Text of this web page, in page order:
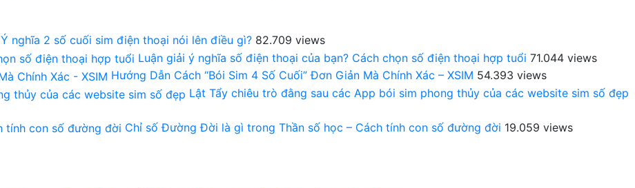
Ý nghĩa 2 số cuối sim điện thoại nói lên điều gì? 82.709 views
Luận giải ý nghĩa số điện thoại của bạn? Cách chọn số điện thoại hợp tuổi 71.044 views
Hướng Dẫn Cách “Bói Sim 4 Số Cuối” Đơn Giản Mà Chính Xác – XSIM 54.393 views
Lật Tẩy chiêu trò đằng sau các App bói sim phong thủy của các website sim số đẹp
Chỉ số Đường Đời là gì trong Thần số học – Cách tính con số đường đời 19.059 views